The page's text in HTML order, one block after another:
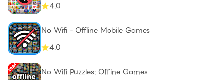
4.0
No Wifi - Offline Mobile Games
4.0
No Wifi Puzzles: Offline Games